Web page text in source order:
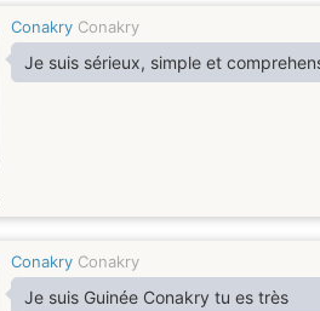
Conakry Conakry
Je suis sérieux, simple et
Conakry Conakry
Je suis Guinée Conakry tu es très